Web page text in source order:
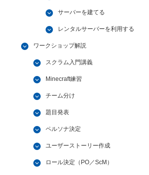
サーバーを建てる
レンタルサーバーを利用する
ワークショップ解説
スクラム入門講義
Minecraft練習
チーム分け
題目発表
ペルソナ決定
ユーザーストーリー作成
ロール決定（PO／ScM）